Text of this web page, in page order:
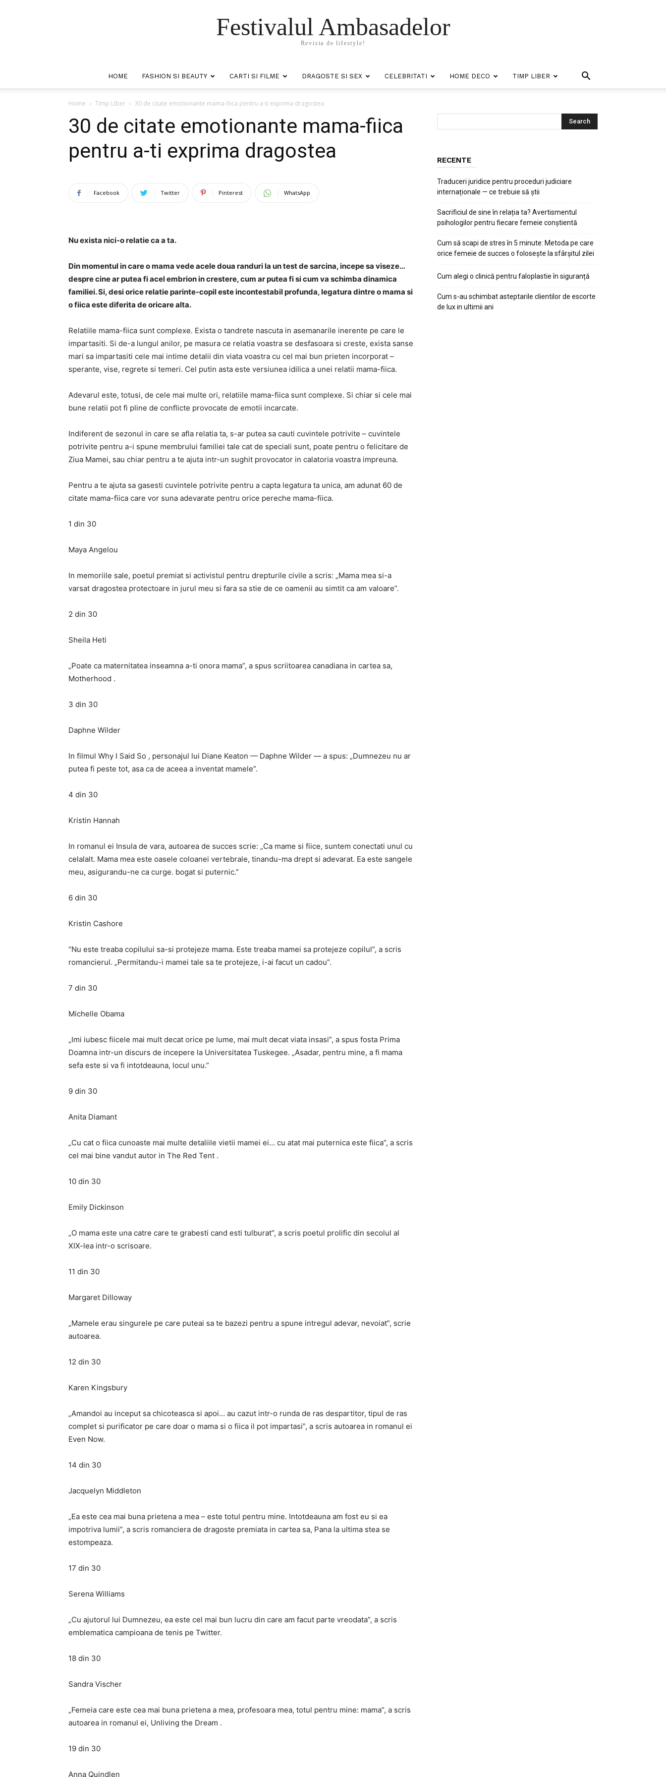
Festivalul Ambasadelor
Revista de lifestyle!
HOME FASHION SI BEAUTY CARTI SI FILME DRAGOSTE SI SEX CELEBRITATI HOME DECO TIMP LIBER
Home TImp Liber 30 de citate emotionante mama-fiica pentru a-ti exprima dragostea
30 de citate emotionante mama-fiica
pentru a-ti exprima dragostea
Facebook Twitter Pinterest WhatsApp
Nu exista nici-o relatie ca a ta.
Din momentul in care o mama vede acele doua randuri la un test de sarcina, incepe sa viseze…
despre cine ar putea fi acel embrion in crestere, cum ar putea fi si cum va schimba dinamica
familiei. Si, desi orice relatie parinte-copil este incontestabil profunda, legatura dintre o mama si
o fiica este diferita de oricare alta.
Relatiile mama-fiica sunt complexe. Exista o tandrete nascuta in asemanarile inerente pe care le
impartasiti. Si de-a lungul anilor, pe masura ce relatia voastra se desfasoara si creste, exista sanse
mari sa impartasiti cele mai intime detalii din viata voastra cu cel mai bun prieten incorporat –
sperante, vise, regrete si temeri. Cel putin asta este versiunea idilica a unei relatii mama-fiica.
Adevarul este, totusi, de cele mai multe ori, relatiile mama-fiica sunt complexe. Si chiar si cele mai
bune relatii pot fi pline de conflicte provocate de emotii incarcate.
Indiferent de sezonul in care se afla relatia ta, s-ar putea sa cauti cuvintele potrivite – cuvintele
potrivite pentru a-i spune membrului familiei tale cat de speciali sunt, poate pentru o felicitare de
Ziua Mamei, sau chiar pentru a te ajuta intr-un sughit provocator in calatoria voastra impreuna.
Pentru a te ajuta sa gasesti cuvintele potrivite pentru a capta legatura ta unica, am adunat 60 de
citate mama-fiica care vor suna adevarate pentru orice pereche mama-fiica.
1 din 30
Maya Angelou
In memoriile sale, poetul premiat si activistul pentru drepturile civile a scris: „Mama mea si-a
varsat dragostea protectoare in jurul meu si fara sa stie de ce oamenii au simtit ca am valoare”.
2 din 30
Sheila Heti
„Poate ca maternitatea inseamna a-ti onora mama”, a spus scriitoarea canadiana in cartea sa,
Motherhood .
3 din 30
Daphne Wilder
In filmul Why I Said So , personajul lui Diane Keaton — Daphne Wilder — a spus: „Dumnezeu nu ar
putea fi peste tot, asa ca de aceea a inventat mamele”.
4 din 30
Kristin Hannah
In romanul ei Insula de vara, autoarea de succes scrie: „Ca mame si fiice, suntem conectati unul cu
celalalt. Mama mea este oasele coloanei vertebrale, tinandu-ma drept si adevarat. Ea este sangele
meu, asigurandu-ne ca curge. bogat si puternic.”
6 din 30
Kristin Cashore
“Nu este treaba copilului sa-si protejeze mama. Este treaba mamei sa protejeze copilul”, a scris
romancierul. „Permitandu-i mamei tale sa te protejeze, i-ai facut un cadou”.
7 din 30
Michelle Obama
„Imi iubesc fiicele mai mult decat orice pe lume, mai mult decat viata insasi”, a spus fosta Prima
Doamna intr-un discurs de incepere la Universitatea Tuskegee. „Asadar, pentru mine, a fi mama
sefa este si va fi intotdeauna, locul unu.”
9 din 30
Anita Diamant
„Cu cat o fiica cunoaste mai multe detaliile vietii mamei ei… cu atat mai puternica este fiica”, a scris
cel mai bine vandut autor in The Red Tent .
10 din 30
Emily Dickinson
„O mama este una catre care te grabesti cand esti tulburat”, a scris poetul prolific din secolul al
XIX-lea intr-o scrisoare.
11 din 30
Margaret Dilloway
„Mamele erau singurele pe care puteai sa te bazezi pentru a spune intregul adevar, nevoiat”, scrie
autoarea.
12 din 30
Karen Kingsbury
„Amandoi au inceput sa chicoteasca si apoi… au cazut intr-o runda de ras despartitor, tipul de ras
complet si purificator pe care doar o mama si o fiica il pot impartasi”, a scris autoarea in romanul ei
Even Now.
14 din 30
Jacquelyn Middleton
„Ea este cea mai buna prietena a mea – este totul pentru mine. Intotdeauna am fost eu si ea
impotriva lumii”, a scris romanciera de dragoste premiata in cartea sa, Pana la ultima stea se
estompeaza.
17 din 30
Serena Williams
„Cu ajutorul lui Dumnezeu, ea este cel mai bun lucru din care am facut parte vreodata”, a scris
emblematica campioana de tenis pe Twitter.
18 din 30
Sandra Vischer
„Femeia care este cea mai buna prietena a mea, profesoara mea, totul pentru mine: mama”, a scris
autoarea in romanul ei, Unliving the Dream .
19 din 30
Anna Quindlen
RECENTE
Traduceri juridice pentru proceduri judiciare
internaționale — ce trebuie să știi
Sacrificiul de sine în relația ta? Avertismentul
psihologilor pentru fiecare femeie conștientă
Cum să scapi de stres în 5 minute: Metoda pe care
orice femeie de succes o folosește la sfârșitul zilei
Cum alegi o clinică pentru faloplastie în siguranță
Cum s-au schimbat asteptarile clientilor de escorte
de lux in ultimii ani